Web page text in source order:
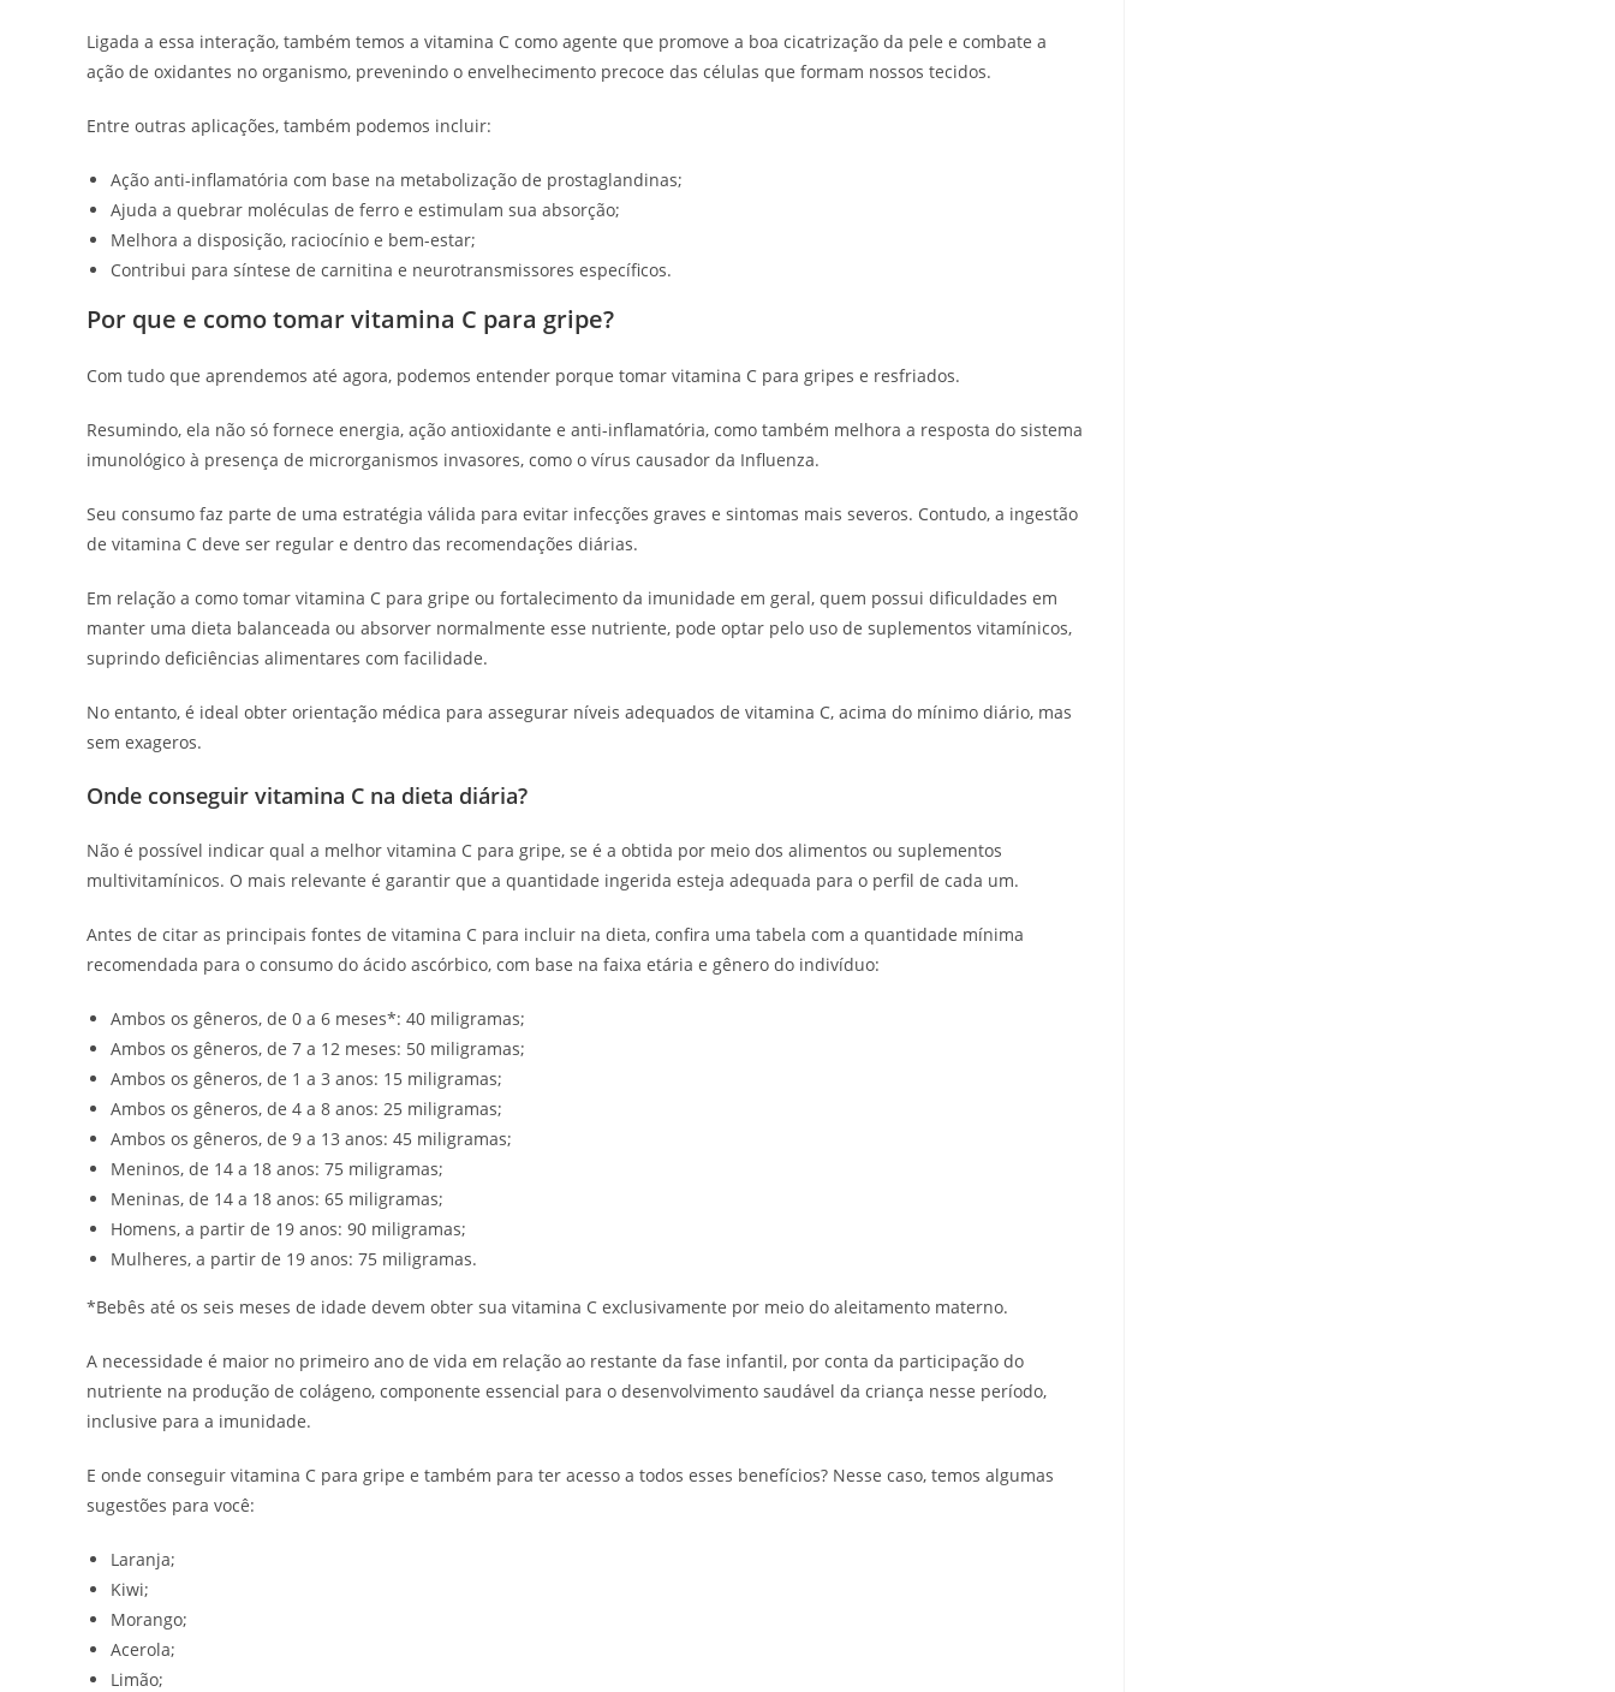
Ligada a essa interação, também temos a vitamina C como agente que promove a boa cicatrização da pele e combate a
ação de oxidantes no organismo, prevenindo o envelhecimento precoce das células que formam nossos tecidos.
Entre outras aplicações, também podemos incluir:
Ação anti-inflamatória com base na metabolização de prostaglandinas;
Ajuda a quebrar moléculas de ferro e estimulam sua absorção;
Melhora a disposição, raciocínio e bem-estar;
Contribui para síntese de carnitina e neurotransmissores específicos.
Por que e como tomar vitamina C para gripe?
Com tudo que aprendemos até agora, podemos entender porque tomar vitamina C para gripes e resfriados.
Resumindo, ela não só fornece energia, ação antioxidante e anti-inflamatória, como também melhora a resposta do sistema
imunológico à presença de microrganismos invasores, como o vírus causador da Influenza.
Seu consumo faz parte de uma estratégia válida para evitar infecções graves e sintomas mais severos. Contudo, a ingestão
de vitamina C deve ser regular e dentro das recomendações diárias.
Em relação a como tomar vitamina C para gripe ou fortalecimento da imunidade em geral, quem possui dificuldades em
manter uma dieta balanceada ou absorver normalmente esse nutriente, pode optar pelo uso de suplementos vitamínicos,
suprindo deficiências alimentares com facilidade.
No entanto, é ideal obter orientação médica para assegurar níveis adequados de vitamina C, acima do mínimo diário, mas
sem exageros.
Onde conseguir vitamina C na dieta diária?
Não é possível indicar qual a melhor vitamina C para gripe, se é a obtida por meio dos alimentos ou suplementos
multivitamínicos. O mais relevante é garantir que a quantidade ingerida esteja adequada para o perfil de cada um.
Antes de citar as principais fontes de vitamina C para incluir na dieta, confira uma tabela com a quantidade mínima
recomendada para o consumo do ácido ascórbico, com base na faixa etária e gênero do indivíduo:
Ambos os gêneros, de 0 a 6 meses*: 40 miligramas;
Ambos os gêneros, de 7 a 12 meses: 50 miligramas;
Ambos os gêneros, de 1 a 3 anos: 15 miligramas;
Ambos os gêneros, de 4 a 8 anos: 25 miligramas;
Ambos os gêneros, de 9 a 13 anos: 45 miligramas;
Meninos, de 14 a 18 anos: 75 miligramas;
Meninas, de 14 a 18 anos: 65 miligramas;
Homens, a partir de 19 anos: 90 miligramas;
Mulheres, a partir de 19 anos: 75 miligramas.
*Bebês até os seis meses de idade devem obter sua vitamina C exclusivamente por meio do aleitamento materno.
A necessidade é maior no primeiro ano de vida em relação ao restante da fase infantil, por conta da participação do
nutriente na produção de colágeno, componente essencial para o desenvolvimento saudável da criança nesse período,
inclusive para a imunidade.
E onde conseguir vitamina C para gripe e também para ter acesso a todos esses benefícios? Nesse caso, temos algumas
sugestões para você:
Laranja;
Kiwi;
Morango;
Acerola;
Limão;